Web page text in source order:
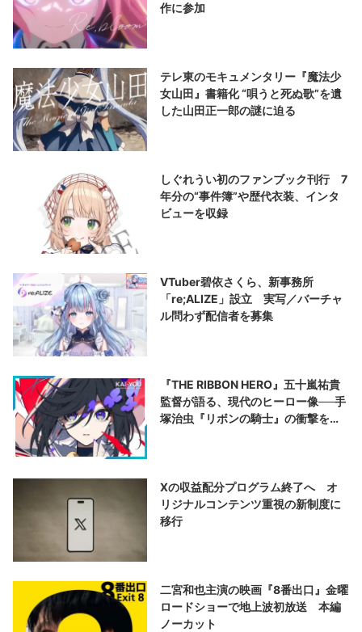
作に参加
テレ東のモキュメンタリー『魔法少
女山田』書籍化 “唄うと死ぬ歌”を遺
した山田正一郎の謎に迫る
しぐれうい初のファンブック刊行 7
年分の“事件簿”や歴代衣装、インタ
ビューを収録
VTuber碧依さくら、新事務所
「re;ALIZE」設立 実写／バーチャ
ル問わず配信者を募集
『THE RIBBON HERO』五十嵐祐貴
監督が語る、現代のヒーロー像──手
塚治虫『リボンの騎士』の衝撃を再
Xの収益配分プログラム終了へ オ
リジナルコンテンツ重視の新制度に
移行
二宮和也主演の映画『8番出口』金曜
ロードショーで地上波初放送 本編
ノーカット